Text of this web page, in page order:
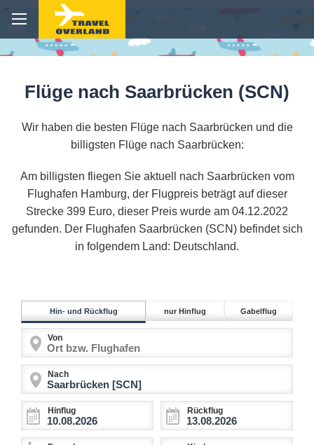
Flüge nach Saarbrücken (SCN)
Wir haben die besten Flüge nach Saarbrücken und die
billigsten Flüge nach Saarbrücken:
Am billigsten fliegen Sie aktuell nach Saarbrücken vom
Flughafen Hamburg, der Flugpreis beträgt auf dieser
Strecke 399 Euro, dieser Preis wurde am 04.12.2022
gefunden. Der Flughafen Saarbrücken (SCN) befindet sich
in folgendem Land: Deutschland.
Hin- und Rückflug nur Hinflug Gabelflug
Von
Nach
Hinflug Rückflug